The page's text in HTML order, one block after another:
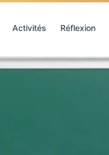
Activités Réflexion